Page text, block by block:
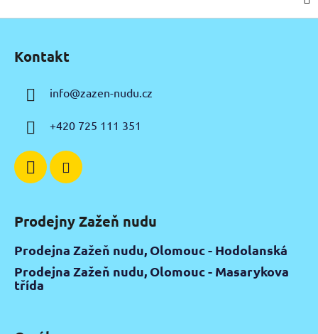
Kontakt
info@zazen-nudu.cz
+420 725 111 351
Prodejny Zažeň nudu
Prodejna Zažeň nudu, Olomouc - Hodolanská
Prodejna Zažeň nudu, Olomouc - Masarykova
třída